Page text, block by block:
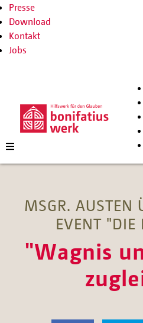
Presse
Download
Kontakt
Jobs
MSGR. AUSTEN
EVENT "DIE
"Wagnis